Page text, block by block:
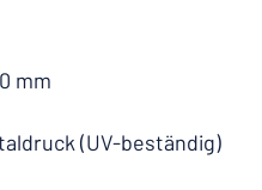
mm
(UV-beständig)